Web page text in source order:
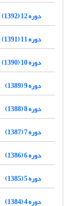
دوره 12 (1392)
دوره 11 (1391)
دوره 10 (1390)
دوره 9 (1389)
دوره 8 (1388)
دوره 7 (1387)
دوره 6 (1386)
دوره 5 (1385)
دوره 4 (1384)